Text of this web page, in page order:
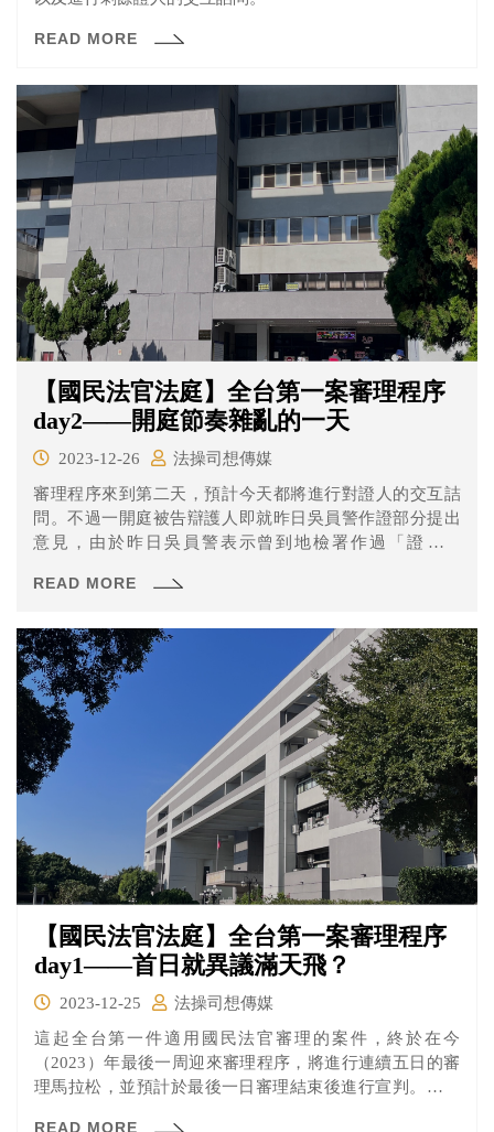
READ MORE
【國民法官法庭】全台第一案審理程序
day2——開庭節奏雜亂的一天
2023-12-26
法操司想傳媒
審理程序來到第二天，預計今天都將進行對證人的交互詰
問。不過一開庭被告辯護人即就昨日吳員警作證部分提出
意見，由於昨日吳員警表示曾到地檢署作過「證人準
違反國民法官法第53條、細則第131、132條規定，向法院
準備過程中的所有資料。
READ MORE
【國民法官法庭】全台第一案審理程序
day1——首日就異議滿天飛？
2023-12-25
法操司想傳媒
這起全台第一件適用國民法官審理的案件，終於在今
（2023）年最後一周迎來審理程序，將進行連續五日的審
理馬拉松，並預計於最後一日審理結束後進行宣判。不過
READ MORE